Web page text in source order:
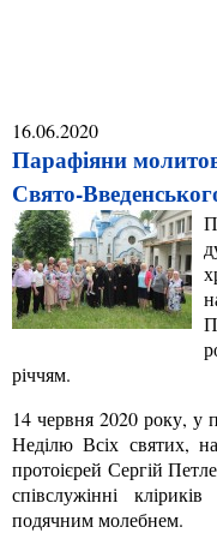
16.06.2020
Парафіяни
Свято-
річчям.
14 червня 2020 року, у
Неділю Всіх святих,
протоієрей Сергій
співслужінні
подячним молебнем.